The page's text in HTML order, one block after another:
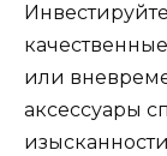
или
аксессуары